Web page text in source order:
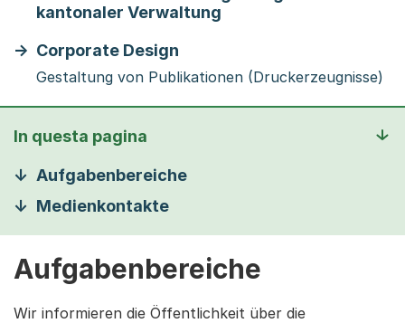
kantonaler Verwaltung
Corporate Design
Gestaltung von Publikationen (Druckerzeugnisse)
In questa pagina
Aufgabenbereiche
Medienkontakte
Aufgabenbereiche
Wir informieren die Öffentlichkeit über die